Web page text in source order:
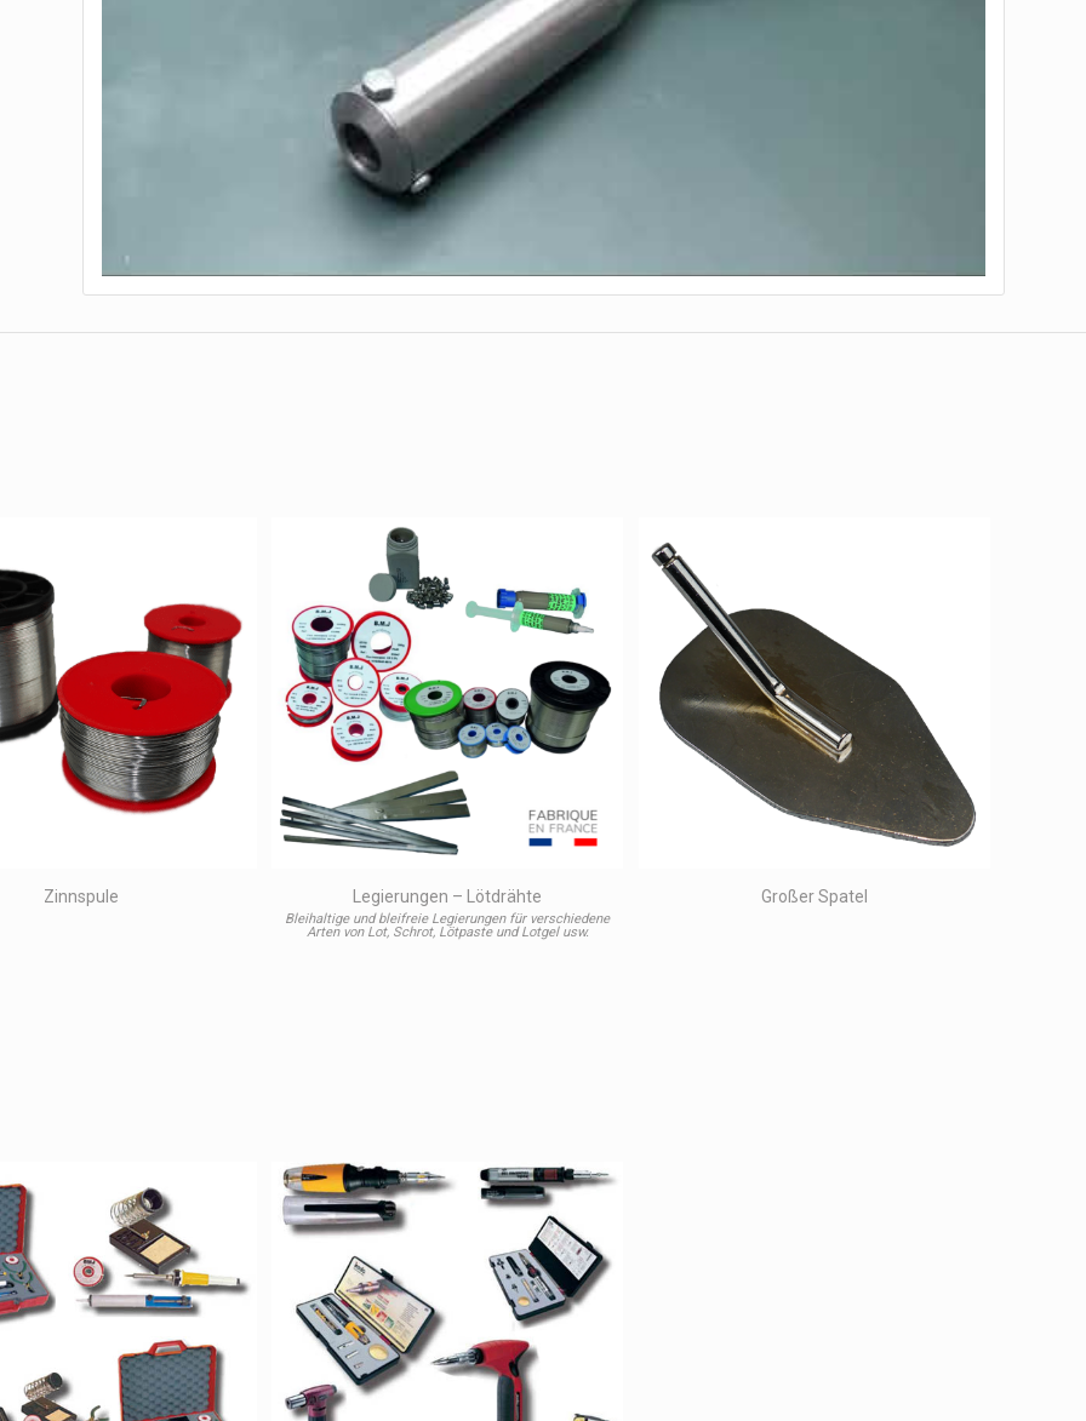
Zinnspule Legierungen – Lötdrähte
Bleihaltige und bleifreie Legierungen für verschiedene
Arten von Lot, Schrot, Lötpaste und Lotgel usw.
Großer Spatel